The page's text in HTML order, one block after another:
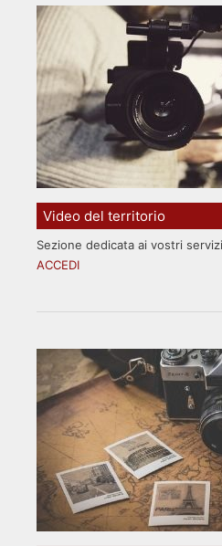
Video del territorio
Sezione dedicata ai vostri
ACCEDI